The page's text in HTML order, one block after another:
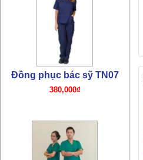
Đồng phục bác sỹ mổ TN06
380,000₫